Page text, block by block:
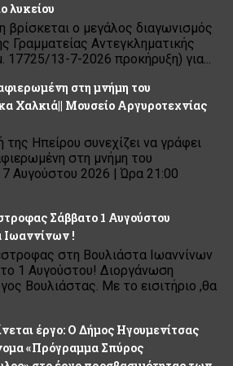
λυκείου
βρίσκεται ο μεγάλος διαγωνισμός
Γραμματείας Αντεγκληματικής
17725/13-7-2026 προκήρυξη) για...
στη μνήμη του
Χαλκιά|| Μουσείο Αργυροτεχνίας
της Ηπείρου συνεχίζει να γράφει
στη μνήμη του
Αυγούστου 2026 | Ώρα 21:00
Σάββατο 1 Αυγούστου
Ιωαννίνων !
στη Βουλιάστα Ιωαννίνων
1 Αυγούστου! Διοργάνωση
Βουλιάστας. Με το εισιτήριο ,θα
έργο: Ο Δήμος Ηγουμενίτσας
«Πρόγραμμα Σπύρος